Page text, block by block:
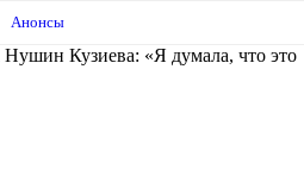
Анонсы
Нушин Кузиева: «Я думала, что это